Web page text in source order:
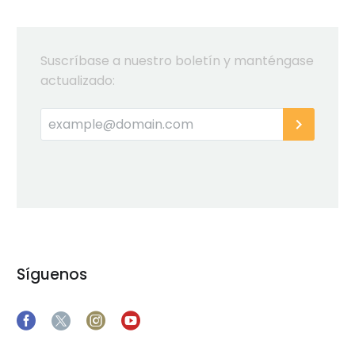
Suscríbase a nuestro boletín y manténgase
actualizado:
Síguenos